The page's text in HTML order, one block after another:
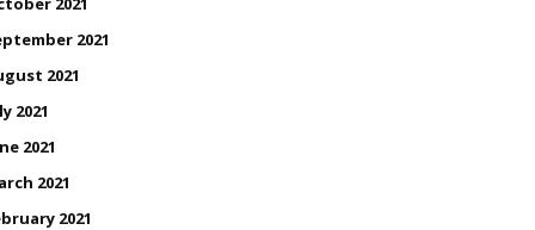
2021
2021
2021
2021
2021
2021